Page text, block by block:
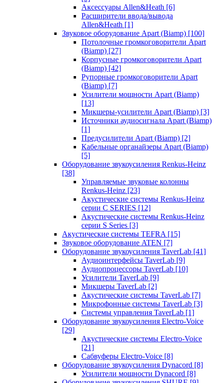
Аксессуары Allen&Heath [6]
Расширители ввода/вывода
Allen&Heath [1]
Звуковое оборудование Apart (Biamp) [100]
Потолочные громкоговорители Apart
(Biamp) [27]
Корпусные громкоговорители Apart
(Biamp) [42]
Рупорные громкоговорители Apart
(Biamp) [7]
Усилители мощности Apart (Biamp)
[13]
Микшеры-усилители Apart (Biamp) [3]
Источники аудиосигнала Apart (Biamp)
[1]
Предусилители Apart (Biamp) [2]
Кабельные органайзеры Apart (Biamp)
[5]
Оборудование звукоусиления Renkus-Heinz
[38]
Управляемые звуковые колонны
Renkus-Heinz [23]
Акустические системы Renkus-Heinz
серии C SERIES [12]
Акустические системы Renkus-Heinz
серии S Series [3]
Акустические системы TEFRA [15]
Звуковое оборудование ATEN [7]
Оборудование звукоусиления TaverLab [41]
Аудиоинтерфейсы TaverLab [9]
Аудиопроцессоры TaverLab [10]
Усилители TaverLab [9]
Микшеры TaverLab [2]
Акустические системы TaverLab [7]
Микрофонные системы TaverLab [3]
Системы управления TaverLab [1]
Оборудование звукоусиления Electro-Voice
[29]
Акустические системы Electro-Voice
[21]
Сабвуферы Electro-Voice [8]
Оборудование звукоусиления Dynacord [8]
Усилители мощности Dynacord [8]